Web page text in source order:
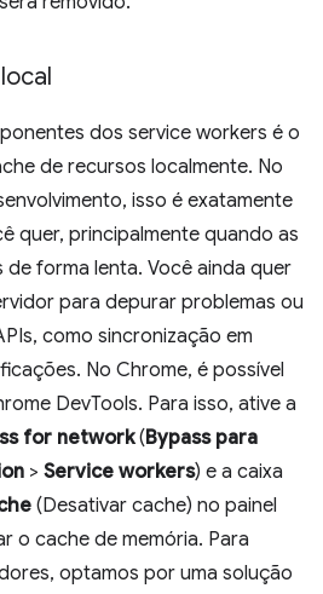
dos service workers é o
de recursos localmente. No
isso é exatamente
quer, principalmente quando as
forma lenta. Você ainda quer
para depurar problemas ou
como sincronização em
No Chrome, é possível
DevTools. Para isso, ative a
for network(Bypass para
> Service workers) e a caixa
(Desativar cache) no painel
o cache de memória. Para
optamos por uma solução